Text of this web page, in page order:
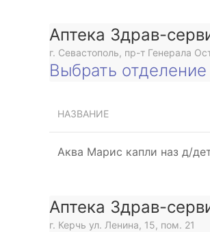
Аптека Здрав-
г. Севастополь, пр-т Генерала
Выбрать отделение
НАЗВАНИЕ
Аква Марис капли наз д/
Аптека Здрав-
г. Керчь ул. Ленина, 15, пом. 21